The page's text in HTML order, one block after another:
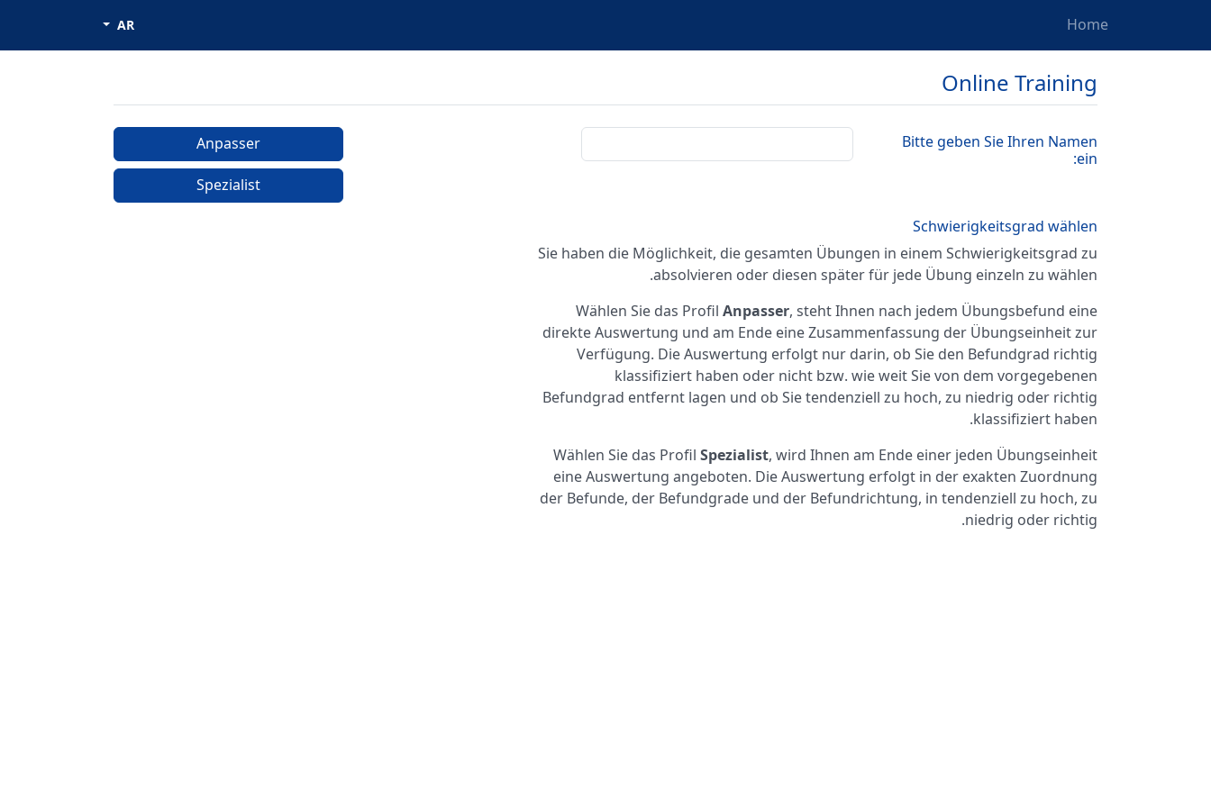
Home
AR
Online Training
Bitte geben Sie Ihren Namen
ein:
Schwierigkeitsgrad wählen
Sie haben die Möglichkeit, die gesamten Übungen in einem Schwierigkeitsgrad zu
absolvieren oder diesen später für jede Übung einzeln zu wählen.
Wählen Sie das ProfilAnpasser, steht Ihnen nach jedem Übungsbefund eine
direkte Auswertung und am Ende eine Zusammenfassung der Übungseinheit zur
Verfügung. Die Auswertung erfolgt nur darin, ob Sie den Befundgrad richtig
klassifiziert haben oder nicht bzw. wie weit Sie von dem vorgegebenen
Befundgrad entfernt lagen und ob Sie tendenziell zu hoch, zu niedrig oder richtig
klassifiziert haben.
Wählen Sie das ProfilSpezialist, wird Ihnen am Ende einer jeden Übungseinheit
eine Auswertung angeboten. Die Auswertung erfolgt in der exakten Zuordnung
der Befunde, der Befundgrade und der Befundrichtung, in tendenziell zu hoch, zu
niedrig oder richtig.
Anpasser
Spezialist